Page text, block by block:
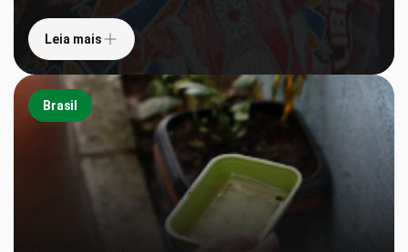
Leia mais
Brasil